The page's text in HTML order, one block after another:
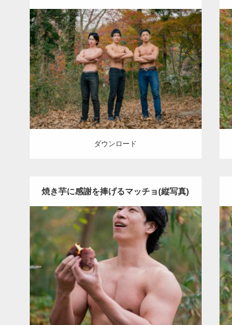
Update:2022.01.20
Category:紅葉とマッチョ inori
AKIHITO(細マッチョ) SOSUKE 外資系
筋肉
ダウンロード
ダウンロード
焼き芋に感謝を捧げるマッチョ(縦写真)
Update:
2022.01.20
Category:紅葉とマッチョ kaichan
SOSUKE
ダウンロード